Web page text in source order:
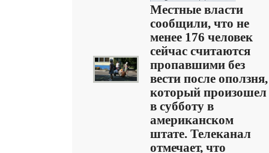
Местные власти
сообщили, что не
менее 176 человек
сейчас считаются
пропавшими без
вести после оползня,
который произошел
в субботу в
американском
штате. Телеканал
отмечает, что